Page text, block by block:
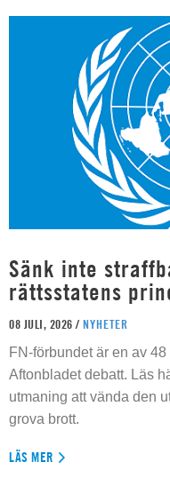
Sänk inte
rättsstatens
08 JULI, 2026 / NYHETER
FN-förbundet är en av
Aftonbladet debatt. Läs
utmaning att vända den
grova brott.
LÄS MER